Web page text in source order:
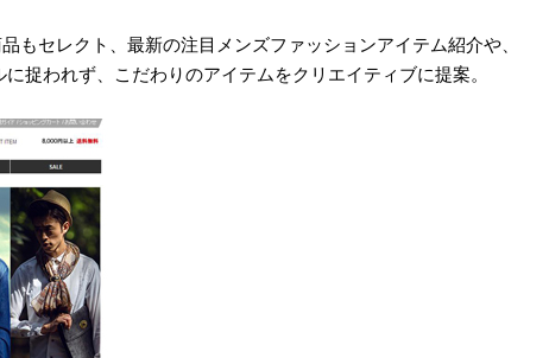
もセレクト、最新の注目メンズファッションアイテム紹介や、
捉われず、こだわりのアイテムをクリエイティブに提案。